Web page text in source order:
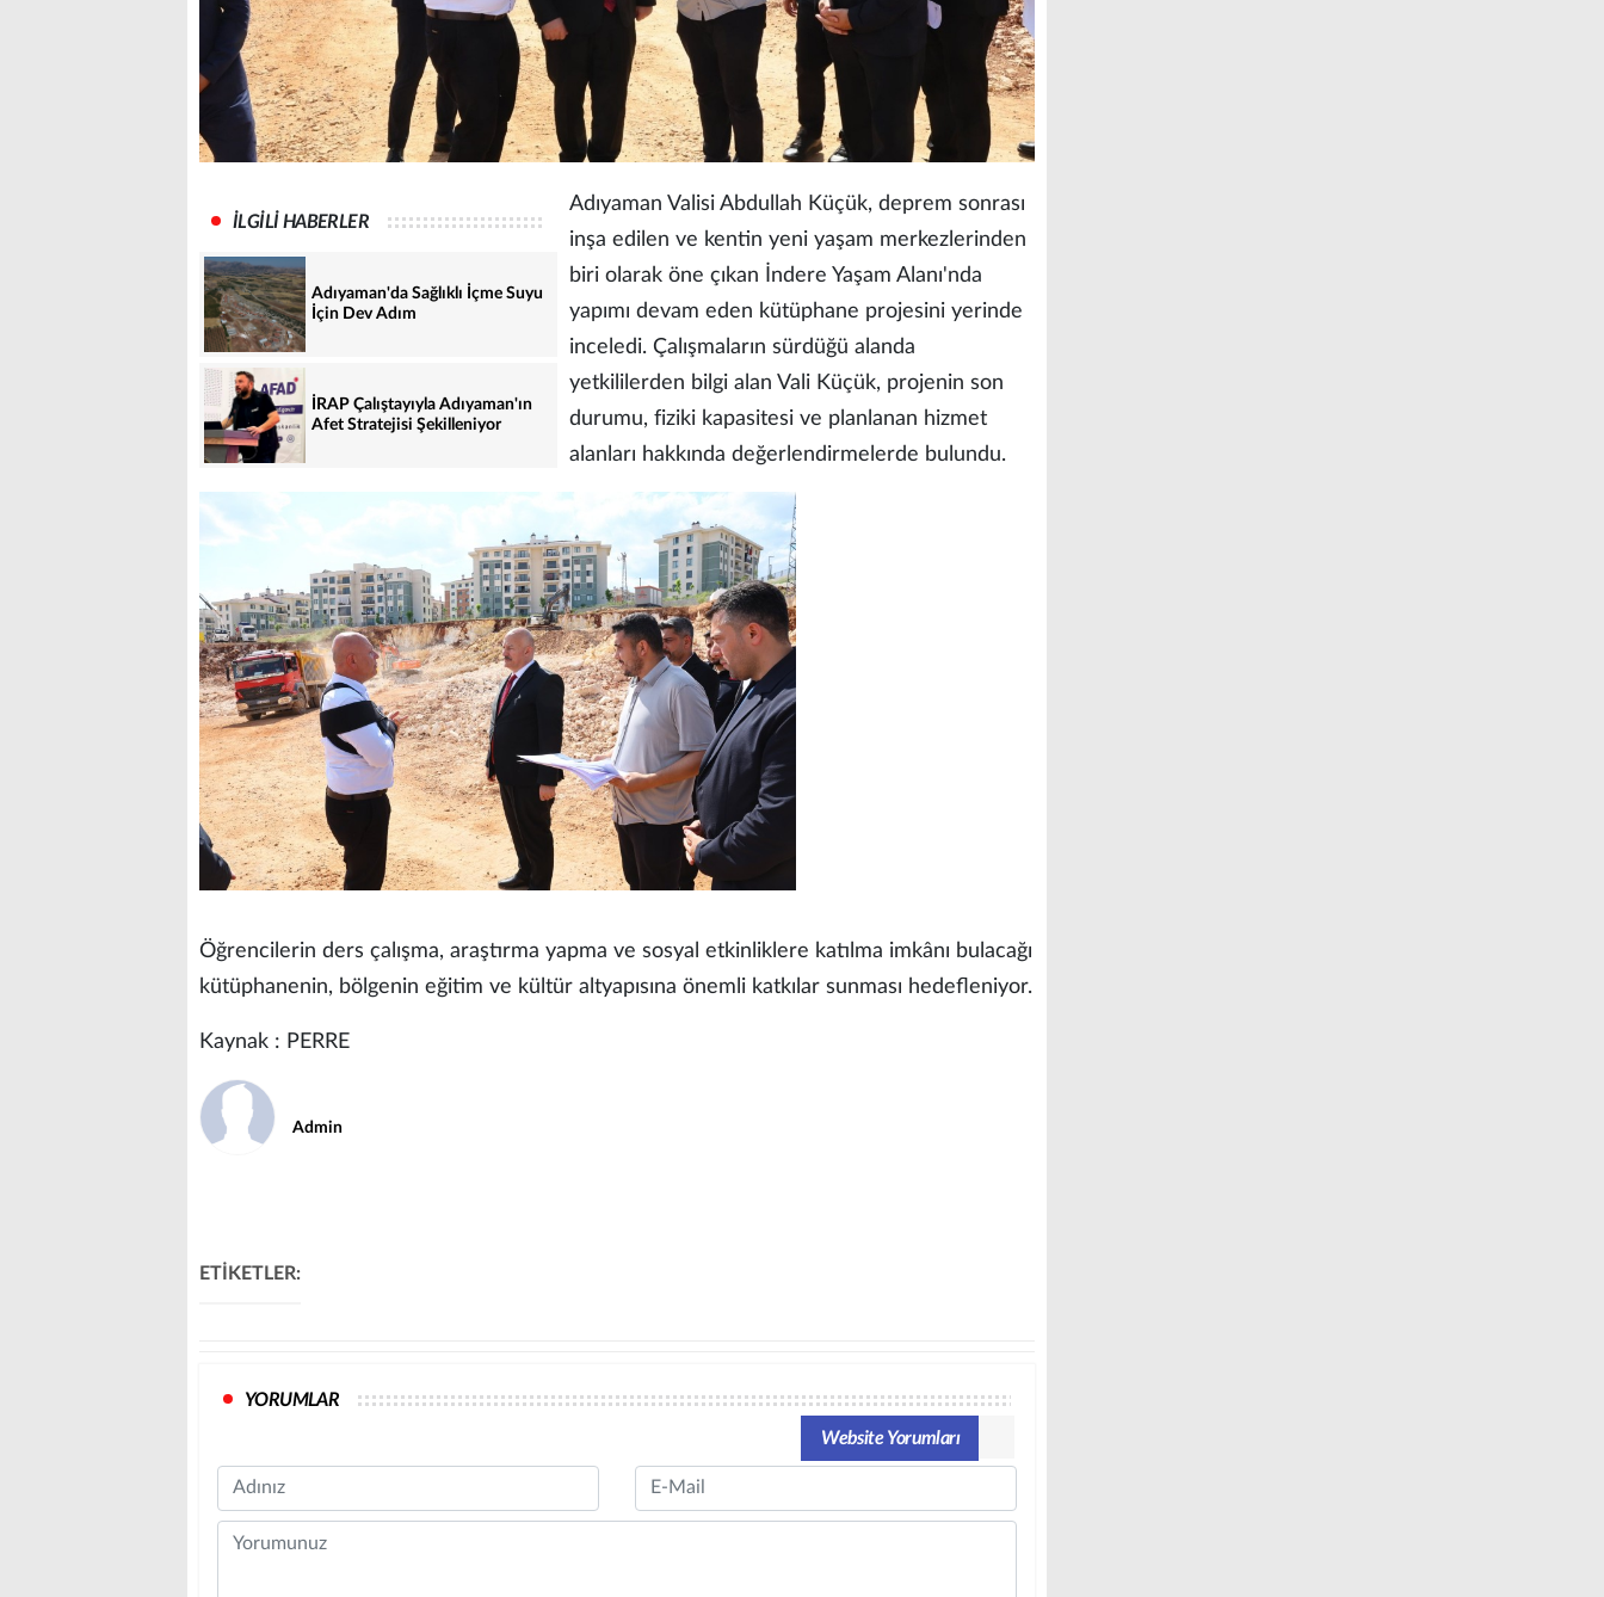
İLGİLİ HABERLER
Adıyaman'da Sağlıklı İçme Suyu
İçin Dev Adım
İRAP Çalıştayıyla Adıyaman'ın
Afet Stratejisi Şekilleniyor
Adıyaman Valisi Abdullah Küçük, deprem sonrası
inşa edilen ve kentin yeni yaşam merkezlerinden
biri olarak öne çıkan İndere Yaşam Alanı'nda
yapımı devam eden kütüphane projesini yerinde
inceledi. Çalışmaların sürdüğü alanda
yetkililerden bilgi alan Vali Küçük, projenin son
durumu, fiziki kapasitesi ve planlanan hizmet
alanları hakkında değerlendirmelerde bulundu.
Öğrencilerin ders çalışma, araştırma yapma ve sosyal etkinliklere katılma imkânı bulacağı
kütüphanenin, bölgenin eğitim ve kültür altyapısına önemli katkılar sunması hedefleniyor.
Kaynak : PERRE
Admin
ETİKETLER:
YORUMLAR
Website Yorumları
Name Email
Comment